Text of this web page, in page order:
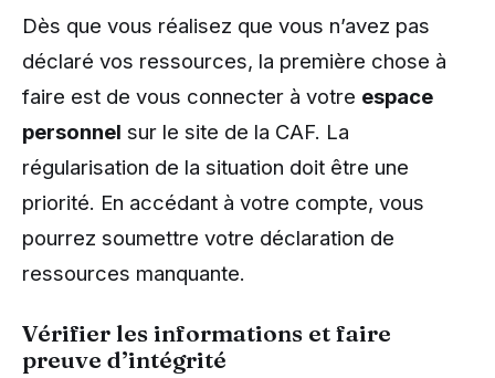
Dès que vous réalisez que vous n’avez pas
déclaré vos ressources, la première chose à
faire est de vous connecter à votre espace
personnel sur le site de la CAF. La
régularisation de la situation doit être une
priorité. En accédant à votre compte, vous
pourrez soumettre votre déclaration de
ressources manquante.
Vérifier les informations et faire
preuve d’intégrité